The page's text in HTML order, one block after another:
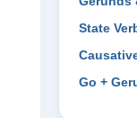
State
Go +